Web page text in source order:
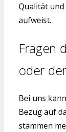
Qualität
aufweist.
Fragen
oder
Bei uns
Bezug auf
stammen